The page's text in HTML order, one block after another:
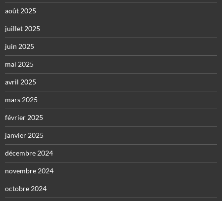
août 2025
juillet 2025
juin 2025
mai 2025
avril 2025
mars 2025
février 2025
janvier 2025
décembre 2024
novembre 2024
octobre 2024